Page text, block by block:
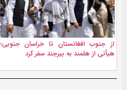
از جنوب افغانستان تا خراسان جنوبی؛
هیأتی از هلمند به بیرجند سفر کرد